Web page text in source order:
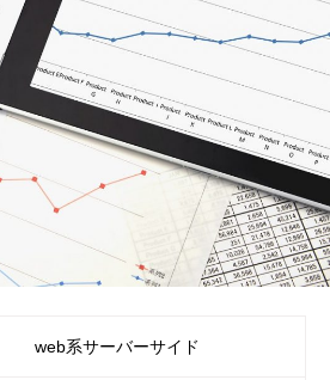
web系サーバーサイド